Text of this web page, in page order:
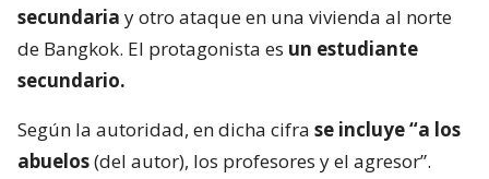
secundaria y otro ataque en una vivienda al norte
de Bangkok. El protagonista es un estudiante
secundario.
Según la autoridad, en dicha cifra se incluye “a los
abuelos(del autor), los profesores y el agresor”.